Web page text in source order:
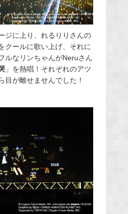
ジに上り、れるりりさんの
クールに歌い上げ、それに
ルなリンちゃんがNeruさん
」を熱唱！それぞれのアツ
目が離せませんでした！